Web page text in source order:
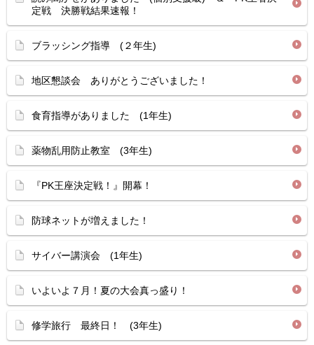
定戦 決勝戦結果速報！
ブラッシング指導 (２年生)
地区懇談会 ありがとうございました！
食育指導がありました (1年生)
薬物乱用防止教室 (3年生)
『PK王座決定戦！』開幕！
防球ネットが増えました！
サイバー講演会 (1年生)
いよいよ７月！夏の大会真っ盛り！
修学旅行 最終日！ (3年生)